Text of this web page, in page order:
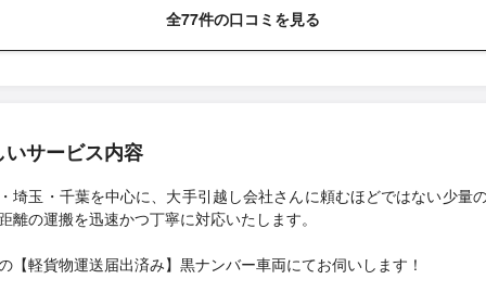
全77件の口コミを見る
いサービス内容
埼玉・千葉を中心に、大手引越し会社さんに頼むほどではない少量
離の運搬を迅速かつ丁寧に対応いたします。
【軽貨物運送届出済み】黒ナンバー車両にてお伺いします！